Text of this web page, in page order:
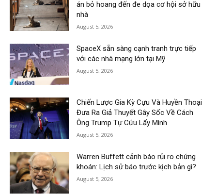
án bỏ hoang đến đe dọa cơ hội sở hữu
nhà
August 5, 2026
SpaceX sẵn sàng cạnh tranh trực tiếp
với các nhà mạng lớn tại Mỹ
August 5, 2026
Chiến Lược Gia Kỳ Cựu Và Huyền Thoại
Đưa Ra Giả Thuyết Gây Sốc Về Cách
Ông Trump Tự Cứu Lấy Mình
August 5, 2026
Warren Buffett cảnh báo rủi ro chứng
khoán: Lịch sử báo trước kịch bản gì?
August 5, 2026